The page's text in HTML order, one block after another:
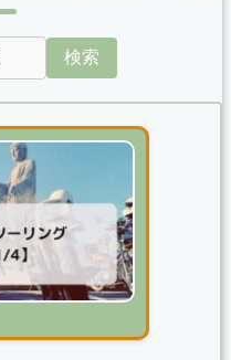
検索
ング【2025/1/4】